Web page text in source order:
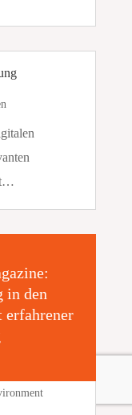
in den
erfahrener